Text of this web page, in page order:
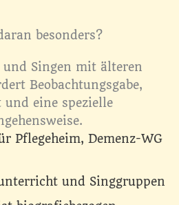
besonders?
und Singen mit älteren
Beobachtungsgabe,
eine spezielle
Pflegeheim, Demenz-WG
und Singgruppen